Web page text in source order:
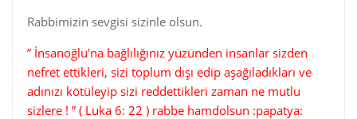
Rabbimizin sevgisi sizinle olsun.
” İnsanoğlu’na bağlılığınız yüzünden insanlar sizden
nefret ettikleri, sizi toplum dışı edip aşağıladıkları ve
adınızı kötüleyip sizi reddettikleri zaman ne mutlu
sizlere ! ” ( Luka 6: 22 ) rabbe hamdolsun :papatya: